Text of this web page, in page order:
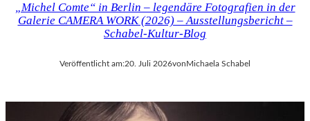
„Michel Comte“ in Berlin – legendäre Fotografien in der
Galerie CAMERA WORK (2026) – Ausstellungsbericht –
Schabel-Kultur-Blog
Veröffentlicht am:20. Juli 2026von Michaela Schabel